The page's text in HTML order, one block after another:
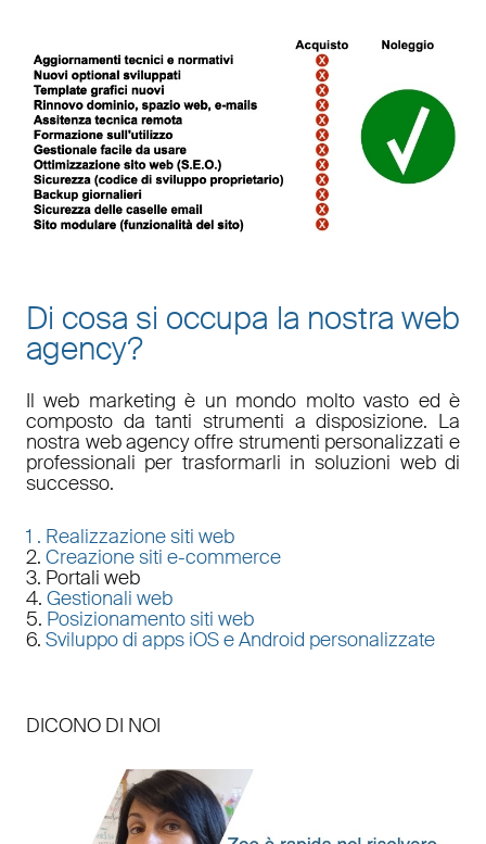
Di cosa si occupa la nostra web
agency?
Ilweb marketing è un mondo molto vasto ed è
composto da tanti strumenti a disposizione. La
nostra web agencyoffre strumenti personalizzati e
professionali per trasformarli in soluzioni web di
successo.
1 . Realizzazione siti web
2. Creazione siti e-commerce
3. Portali web
4. Gestionali web
5. Posizionamento siti web
6. Sviluppo di apps iOS e Android personalizzate
DICONO DI NOI